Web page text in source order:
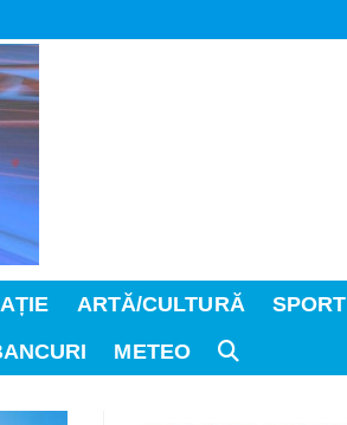
ARTĂ/CULTURĂ SPORT
METEO TOGGLE